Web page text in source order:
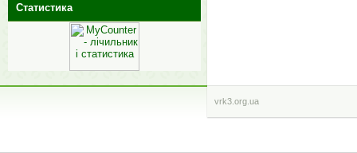
Статистика
vrk3.org.ua